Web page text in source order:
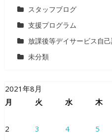
スタッフブログ
支援プログラム
放課後等デイサービス自
未分類
2021年8月
月
火 水 木
2
3 4 5